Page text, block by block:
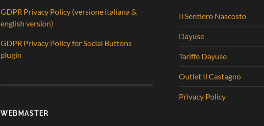
GDPR Privacy Policy (versione italiana &
english version)
GDPR Privacy Policy for Social Buttons
plugin
WEBMASTER
Il Sentiero Nascosto
Dayuse
Tariffe Dayuse
Outlet Il Castagno
Privacy Policy